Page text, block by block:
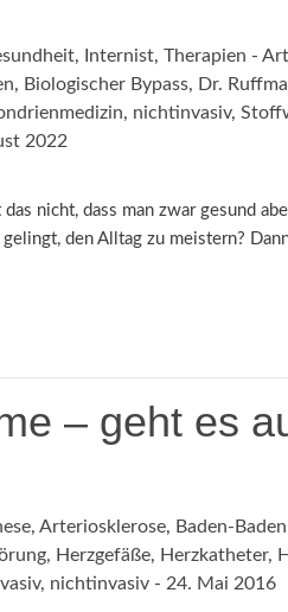
, Internist, Therapien -
, Biologischer Bypass, Dr.
, nichtinvasiv,
2022
nicht, dass man zwar gesund
den Alltag zu meistern?
– geht es
, Arteriosklerose, Baden-Baden
, Herzgefäße, Herzkatheter,
, nichtinvasiv - 24. Mai 2016